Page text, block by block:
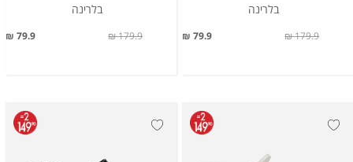
בלרינה
79.9 ₪ 179.9 ₪
בלרינה
79.9 ₪ 179.9 ₪